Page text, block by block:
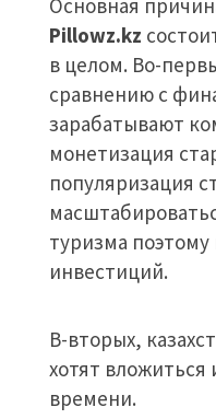
Основная
Pillowz.kz
в целом. Во-
сравнению с
зарабатывают
монетизация
популяризация
туризма
инвестиций.
В-вторых,
хотят вложиться
времени.